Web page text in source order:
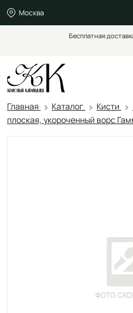
Москва
Бесплатная
Главная Каталог Кисти
плоская, укороченный ворс